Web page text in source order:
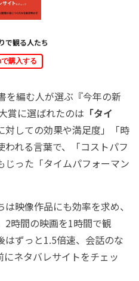
で観る人たち
購入する
編む人が選ぶ『今年の新
賞に選ばれたのは 「タイ
対しての効果や満足度」「時
れる言葉で、「コストパフ
じった「タイムパフォーマン
は映像作品にも効率を求め、
2時間の映画を1時間で観
はずっと1.5倍速、会話のな
ネタバレサイトをチェッ